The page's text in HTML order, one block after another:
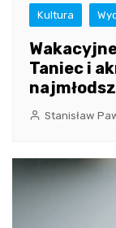
Kultura
Taniec i
Stanisław